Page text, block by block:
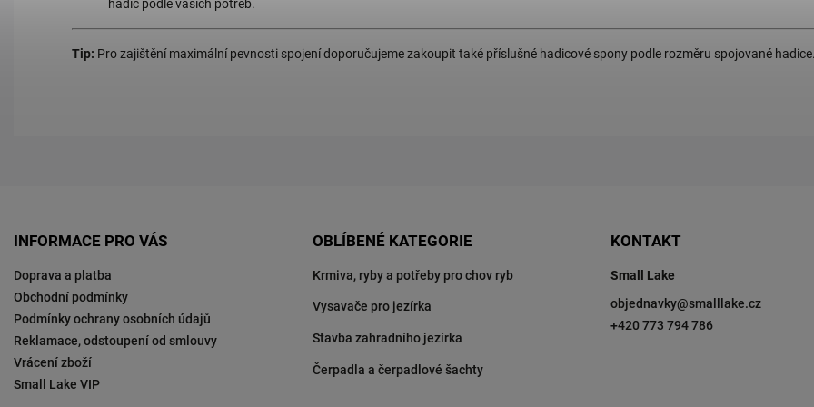
hadic podle vašich potřeb.
Tip: Pro zajištění maximální pevnosti spojení doporučujeme zakoupit také příslušné hadicové spony podle rozměru spojované
INFORMACE PRO VÁS
Doprava a platba
Obchodní podmínky
Podmínky ochrany osobních údajů
Reklamace, odstoupení od smlouvy
Vrácení zboží
Small Lake VIP
OBLÍBENÉ KATEGORIE
Krmiva, ryby a potřeby pro chov ryb
Vysavače pro jezírka
Stavba zahradního jezírka
Čerpadla a čerpadlové šachty
KONTAKT
Small Lake
objednavky@smalllake.cz
+420 773 794 786